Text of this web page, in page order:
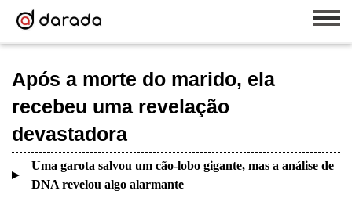
Após a morte do marido, ela
recebeu uma revelação
devastadora
Uma garota salvou um cão-lobo gigante, mas a análise de
DNA revelou algo alarmante